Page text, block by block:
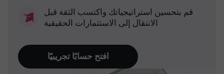
قم بتحسين استراتيجياتك واكتسب الثقة قبل
الانتقال إلى الاستثمارات الحقيقية
افتح حسابًا تجريبيًا